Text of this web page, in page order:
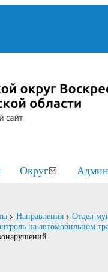
Округ
Направления
Отдел
на автомобильном